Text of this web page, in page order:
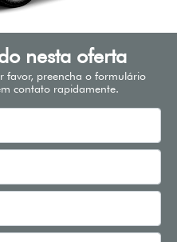
nesta oferta
favor, preencha o formulário
contato rapidamente.